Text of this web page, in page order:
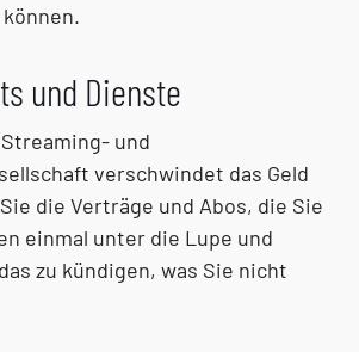
und Dienste
und
verschwindet das Geld
die Verträge und Abos, die Sie
einmal unter die Lupe und
zu kündigen, was Sie nicht